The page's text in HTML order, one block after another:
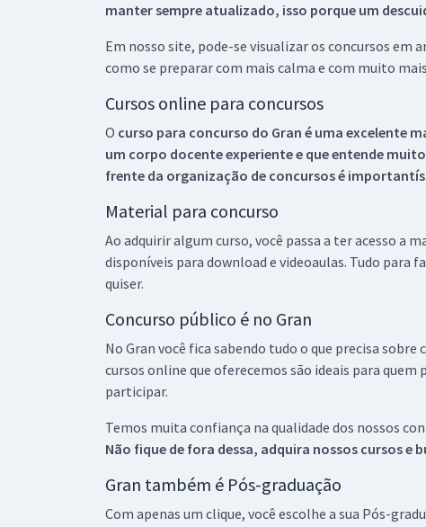
manter sempre atualizado, isso porque um
Em nosso site, pode-se visualizar os concursos em
como se preparar com mais calma e com muito
Cursos online para concursos
O curso para concurso do Gran é uma excelente
um corpo docente experiente e que entende
frente da organização de concursos é
Material para concurso
Ao adquirir algum curso, você passa a ter acesso a
disponíveis para download e videoaulas. Tudo
quiser.
Concurso público é no Gran
No Gran você fica sabendo tudo o que precisa
cursos online que oferecemos são ideais para
participar.
Temos muita confiança na qualidade dos nossos
Não fique de fora dessa, adquira nossos cursos
Gran também é Pós-graduação
Com apenas um clique, você escolhe a sua Pós-